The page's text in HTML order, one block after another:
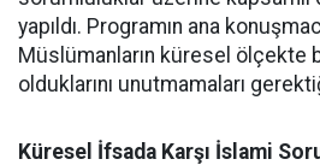
yapıldı. Programın ana
Müslümanların küresel ölçekte
olduklarını unutmamaları
Küresel İfsada Karşı İslami